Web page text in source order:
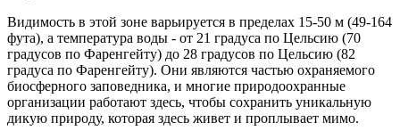
Видимость в этой зоне варьируется в пределах 15-50 м (49-164
фута), а температура воды - от 21 градуса по Цельсию (70
градусов по Фаренгейту) до 28 градусов по Цельсию (82
градуса по Фаренгейту). Они являются частью охраняемого
биосферного заповедника, и многие природоохранные
организации работают здесь, чтобы сохранить уникальную
дикую природу, которая здесь живет и проплывает мимо.